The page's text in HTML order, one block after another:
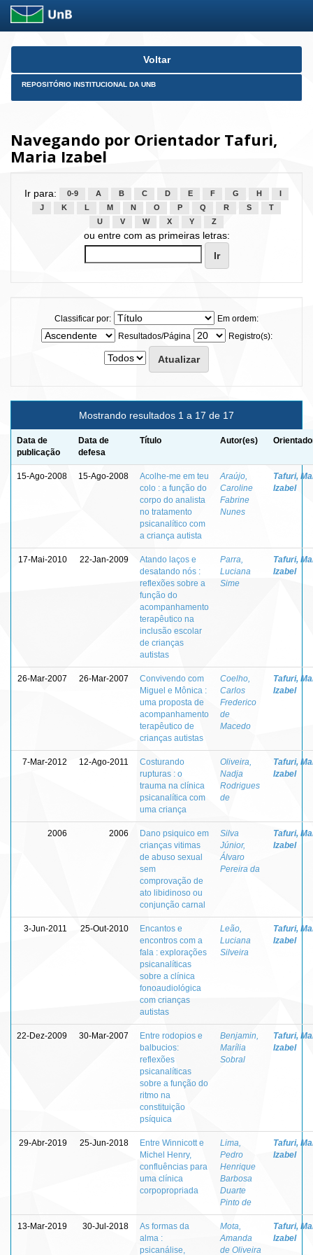
Skip
Voltar
REPOSITÓRIO INSTITUCIONAL DA UNB
Navegando por Orientador Tafuri,
Maria Izabel
Ir para: 0-9 A B C D E F G H
J
K L M N O P Q R S
T
U
V W X Y Z
ou entre com as primeiras letras:
Classificar por:
Em ordem:
Resultados/Página
Registro(s):
Mostrando resultados 1 a 17 de 17
Data de
publicação
Data de
defesa
Título Autor(es)
15-Ago-2008 15-Ago-2008
Acolhe-me em teu
colo : a função do
corpo do analista
no tratamento
psicanalítico com
a criança autista
Araújo,
Caroline
Fabrine
Nunes
Tafuri,
Izabel
17-Mai-2010 22-Jan-2009
Atando laços e
desatando nós :
reflexões sobre a
função do
acompanhamento
terapêutico na
inclusão escolar
de crianças
autistas
Parra,
Luciana
Sime
Tafuri,
Izabel
26-Mar-2007 26-Mar-2007
Convivendo com
Miguel e Mônica :
uma proposta de
acompanhamento
terapêutico de
crianças autistas
Coelho,
Carlos
Frederico
de
Macedo
Tafuri,
Izabel
7-Mar-2012 12-Ago-2011
Costurando
rupturas : o
trauma na clínica
psicanalítica com
uma criança
Oliveira,
Nadja
Rodrigues
de
Tafuri,
Izabel
2006 2006
Dano psiquico em
crianças vitimas
de abuso sexual
sem
comprovação de
ato libidinoso ou
conjunção carnal
Silva
Júnior,
Álvaro
Pereira da
Tafuri,
Izabel
3-Jun-2011 25-Out-2010
Encantos e
encontros com a
fala : explorações
psicanalíticas
sobre a clínica
fonoaudiológica
com crianças
autistas
Leão,
Luciana
Silveira
Tafuri,
Izabel
22-Dez-2009 30-Mar-2007
Entre rodopios e
balbucios:
reflexões
psicanalíticas
sobre a função do
ritmo na
constituição
psíquica
Benjamin,
Marília
Sobral
Tafuri,
Izabel
29-Abr-2019 25-Jun-2018
Entre Winnicott e
Michel Henry,
confluências para
uma clínica
corpopropriada
Lima,
Pedro
Henrique
Barbosa
Duarte
Pinto de
Tafuri,
Izabel
13-Mar-2019 30-Jul-2018
As formas da
alma :
psicanálise,
Mota,
Amanda
de Oliveira
Tafuri,
Izabel